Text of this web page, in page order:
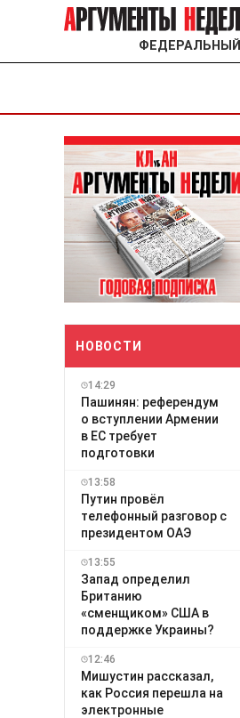
ФЕДЕРАЛЬНЫЙ
НОВОСТИ
14:29
Пашинян: референдум
о вступлении Армении
в ЕС требует
подготовки
13:58
Путин провёл
телефонный разговор с
президентом ОАЭ
13:55
Запад определил
Британию
«сменщиком» США в
поддержке Украины?
12:46
Мишустин рассказал,
как Россия перешла на
электронные